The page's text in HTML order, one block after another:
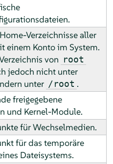
Verzeichnisse aller
einem Konto im System.
von root
jedoch nicht unter
unter /root .
freigegebene
und Kernel-Module.
für Wechselmedien.
für das temporäre
Dateisystems.